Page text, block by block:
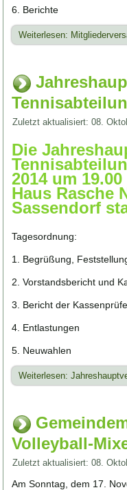
6. Berichte
Weiterlesen:
Zuletzt aktualisiert: 08.
Die
2014 um
Haus Rasche
Sassendorf
Tagesordnung:
1. Begrüßung,
2. Vorstandsbericht und
3. Bericht der
4. Entlastungen
5. Neuwahlen
Weiterlesen:
Volleyball-
Zuletzt aktualisiert: 08.
Am Sonntag, dem 17.